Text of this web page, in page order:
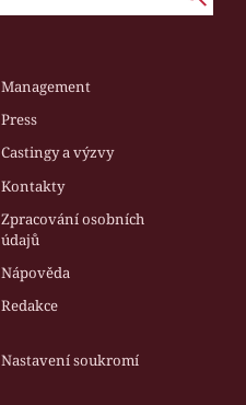
Management
Press
Castingy a výzvy
Kontakty
Zpracování osobních
údajů
Nápověda
Redakce
Nastavení soukromí